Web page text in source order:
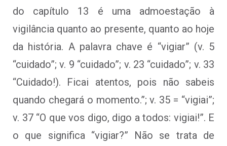
do capítulo 13 é uma admoestação à
vigilância quanto ao presente, quanto ao hoje
da história. A palavra chave é “vigiar” (v. 5
“cuidado”; v. 9 “cuidado”; v. 23 “cuidado”; v. 33
“Cuidado!). Ficai atentos, pois não sabeis
quando chegará o momento.”; v. 35 = “vigiai”;
v. 37 “O que vos digo, digo a todos: vigiai!”. E
o que significa “vigiar?” Não se trata de